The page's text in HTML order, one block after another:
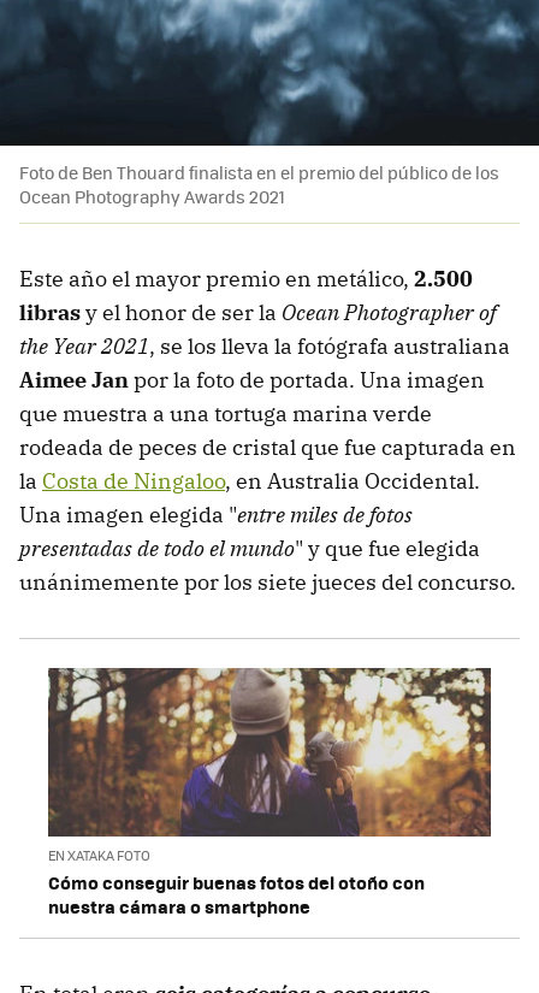
Foto de Ben Thouard finalista en el premio del público de los
Ocean Photography Awards 2021
Este año el mayor premio en metálico, 2.500
librasy el honor de ser la Ocean Photographer of
the Year 2021, se los lleva la fotógrafa australiana
Aimee Janpor la foto de portada. Una imagen
que muestra a una tortuga marina verde
rodeada de peces de cristal que fue capturada en
la Costa de Ningaloo, en Australia Occidental.
Una imagen elegida "entre miles de fotos
presentadas de todo el mundo" y que fue elegida
unánimemente por los siete jueces del concurso.
EN XATAKA FOTO
Cómo conseguir buenas fotos del otoño con
nuestra cámara o smartphone